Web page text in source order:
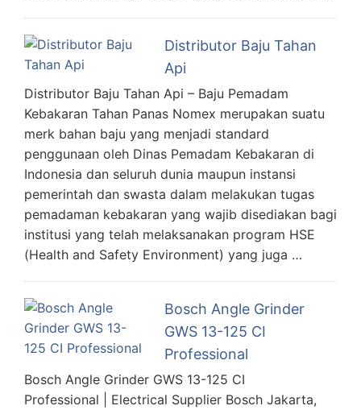
Distributor Baju Tahan
Api
Distributor Baju Tahan Api – Baju Pemadam
Kebakaran Tahan Panas Nomex merupakan suatu
merk bahan baju yang menjadi standard
penggunaan oleh Dinas Pemadam Kebakaran di
Indonesia dan seluruh dunia maupun instansi
pemerintah dan swasta dalam melakukan tugas
pemadaman kebakaran yang wajib disediakan bagi
institusi yang telah melaksanakan program HSE
(Health and Safety Environment) yang juga …
Bosch Angle Grinder
GWS 13-125 CI
Professional
Bosch Angle Grinder GWS 13-125 CI
Professional | Electrical Supplier Bosch Jakarta,